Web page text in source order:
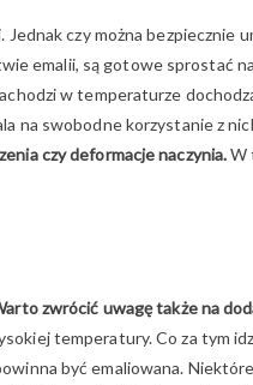
czy można bezpiecznie
emalii, są gotowe sprostać
w temperaturze
na swobodne korzystanie z
czy deformacje naczynia.W
zwrócić uwagę także na
temperatury. Co za tym
być emaliowana.